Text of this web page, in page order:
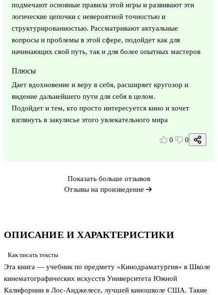
ОПИСАНИЕ И ХАРАКТЕРИСТИКИ
Как писать тексты
Эта книга — учебник по предмету «Кинодраматургия» в Школе
кинематографических искусств Университета Южной
Калифорнии в Лос-Анджелесе, лучшей киношколе США. Такие
подмечают основные правила этой игры и развивают эти
логические цепочки с невероятной точностью и
структурированностью. Рассматривают актуальные
вопросы и проблемы в этой сфере, подойдет как для
начинающих свой путь, так и для более опытных мастеров
Плюсы
Дает вдохновение и веру в себя, расширяет кругозор и
видение дальнейшего пути для себя в целом.
Подойдет и тем, кто просто интересуется кино и хочет
взглянуть в закулисье этого увлекательного мира
0 0
Показать больше отзывов
Отзывы на произведение